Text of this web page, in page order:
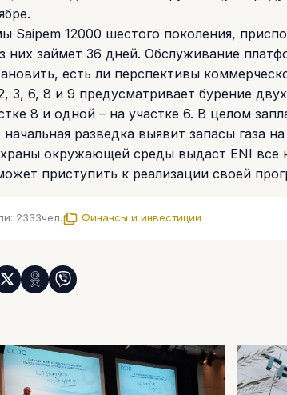
Saipem 12000 шестого поколения,
них займет 36 дней. Обслуживание
есть ли перспективы
3, 6, 8 и 9 предусматривает бурение
8 и одной – на участке 6. В целом
разведка выявит запасы газа на
окружающей среды выдаст ENI все
приступить к реализации своей
2333чел. Финансы и инвестиции